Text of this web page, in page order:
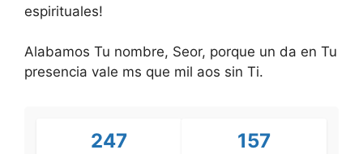
espirituales!
Alabamos Tu nombre, Seor, porque un da en Tu
presencia vale ms que mil aos sin Ti.
247 157